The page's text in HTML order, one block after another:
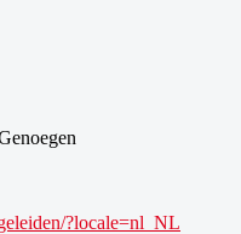
?locale=nl_NL